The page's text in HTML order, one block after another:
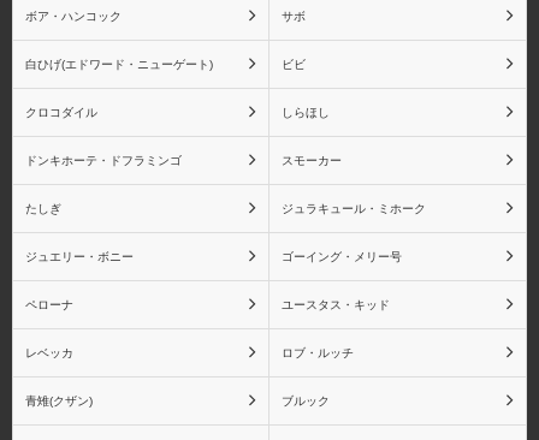
ボア・ハンコック サボ
白ひげ(エドワード・ニューゲート) ビビ
クロコダイル しらほし
ドンキホーテ・ドフラミンゴ スモーカー
たしぎ ジュラキュール・ミホーク
ジュエリー・ボニー ゴーイング・メリー号
ペローナ ユースタス・キッド
レベッカ ロブ・ルッチ
青雉(クザン) ブルック